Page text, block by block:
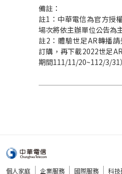
備註：
註1 ：中華電信為官方授
場次將依主辦單位公告為
註2 ：體驗世足AR轉播請
訂購，再下載2022世足
期間111/11/20~112/3/31
個人家庭 企業服務 國際服務 科技